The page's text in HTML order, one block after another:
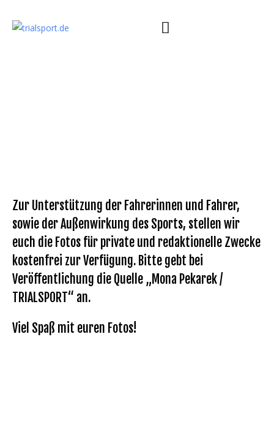
Zur Unterstützung der Fahrerinnen und Fahrer,
sowie der Außenwirkung des Sports, stellen wir
euch die Fotos für private und redaktionelle Zwecke
kostenfrei zur Verfügung. Bitte gebt bei
Veröffentlichung die Quelle „Mona Pekarek /
TRIALSPORT“ an.
Viel Spaß mit euren Fotos!